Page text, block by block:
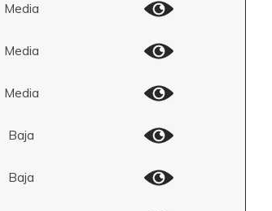
Media
Media
Media
Baja
Baja